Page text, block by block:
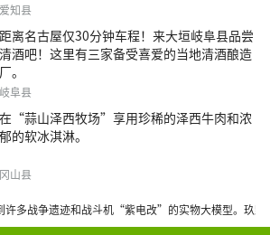
爱知县
距离名古屋仅30分钟车程！来大垣岐阜县品尝
清酒吧！这里有三家备受喜爱的当地清酒酿造
厂。
岐阜县
在“蒜山泽西牧场”享用珍稀的泽西牛肉和浓
郁的软冰淇淋。
冈山县
许多战争遗迹和战斗机“紫电改”的实物大模型。玖